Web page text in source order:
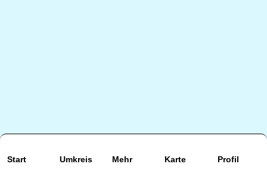
Start Umkreis Mehr Karte Profil